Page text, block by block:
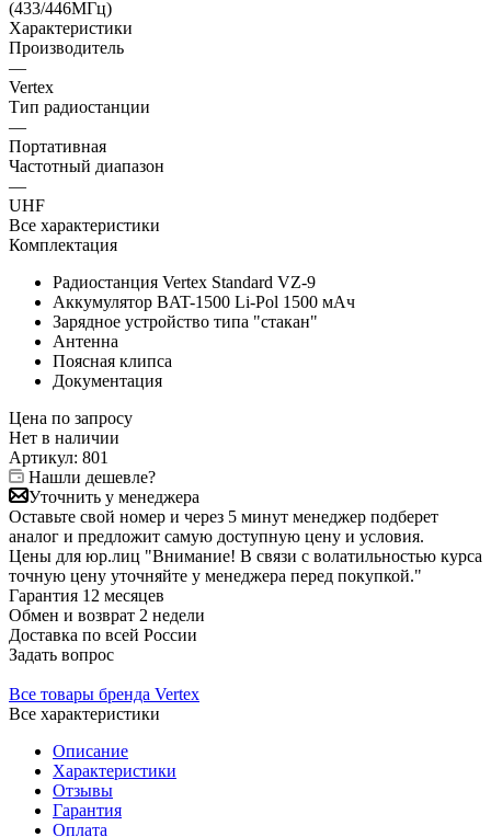
(433/446МГц)
Характеристики
Производитель
—
Vertex
Тип радиостанции
—
Портативная
Частотный диапазон
—
UHF
Все характеристики
Комплектация
Радиостанция Vertex Standard VZ-9
Аккумулятор BAT-1500 Li-Pol 1500 мАч
Зарядное устройство типа "стакан"
Антенна
Поясная клипса
Документация
Цена по запросу
Нет в наличии
Артикул: 801
Нашли дешевле?
Уточнить у менеджера
Оставьте свой номер и через 5 минут менеджер подберет
аналог и предложит самую доступную цену и условия.
Цены для юр.лиц "Внимание! В связи с волатильностью курса
точную цену уточняйте у менеджера перед покупкой."
Гарантия 12 месяцев
Обмен и возврат 2 недели
Доставка по всей России
Задать вопрос
Все товары бренда Vertex
Все характеристики
Описание
Характеристики
Отзывы
Гарантия
Оплата